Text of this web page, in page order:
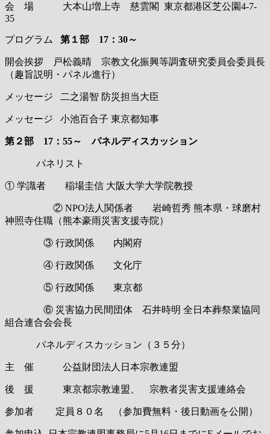
会 場 大本山増上寺 慈雲閣 東京都港区芝公園4-7-
35
プログラム 第１部 17：30～
開会挨拶 戸松義晴 宗教文化振興等調査研究委員会委員長
（趣旨説明・パネル進行）
メッセージ 二之湯智 防災担当大臣
メッセージ 小池百合子 東京都知事
第２部 17：55～ パネルディスカッション
パネリスト
① 学識者 稲場圭信 大阪大学大学院教授
② NPO法人関係者 岩崎哲秀 熊本県・球磨村
神照寺住職（熊本豪雨災害支援寺院）
③ 行政関係 内閣府
④ 行政関係 文化庁
⑤ 行政関係 東京都
⑥ 災害協力民間団体 石井時明 全日本葬祭業協同
組合連合会会長
パネルディスカッション（３５分）
主 催 公益財団法人日本宗教連盟
後 援 東京都宗教連盟、 宗教者災害支援連絡会
参加者 定員８０名 （参加費無料・後日動画を公開）